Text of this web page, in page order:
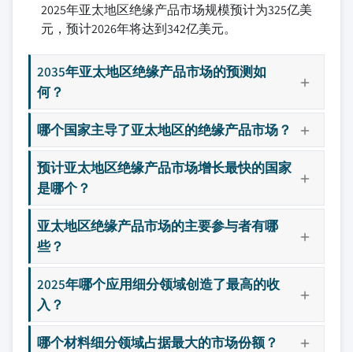
2025年亚太地区绝缘产品市场规模预计为325亿美
元，预计2026年将达到342亿美元。
2035年亚太地区绝缘产品市场的预测如
何？
哪个国家主导了亚太地区的绝缘产品市场？
预计亚太地区绝缘产品市场增长最快的国家
是哪个？
亚太地区绝缘产品市场的主要参与者有哪
些？
2025年哪个应用细分领域创造了最高的收
入？
哪个材料细分领域占据最大的市场份额？